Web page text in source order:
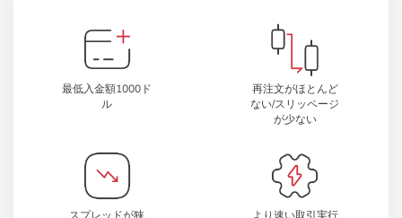
最低入金額1000ド
ル
再注文がほとんど
ない/スリッページ
が少ない
スプレッドが狭
より速い取引実行